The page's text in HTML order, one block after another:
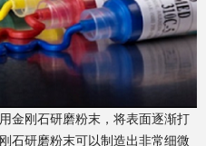
金刚石研磨粉末，将表面逐渐打
石研磨粉末可以制造出非常细微